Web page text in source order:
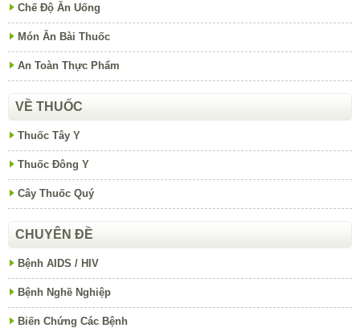
Chế Độ Ăn Uống
Món Ăn Bài Thuốc
An Toàn Thực Phẩm
VỀ THUỐC
Thuốc Tây Y
Thuốc Đông Y
Cây Thuốc Quý
CHUYÊN ĐỀ
Bệnh AIDS / HIV
Bệnh Nghề Nghiệp
Biến Chứng Các Bệnh